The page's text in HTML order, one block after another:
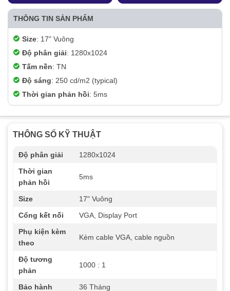
THÔNG TIN SẢN PHẨM
Size: 17" Vuông
Độ phân giải: 1280x1024
Tấm nền: TN
Độ sáng: 250 cd/m2 (typical)
Thời gian phản hồi: 5ms
THÔNG SỐ KỸ THUẬT
Độ phân giải
1280x1024
Thời gian
phản hồi
5ms
Size
17" Vuông
Cổng kết nối
VGA, Display Port
Phụ kiện kèm
theo
Kèm cable VGA, cable nguồn
Độ tương
phản
1000 : 1
Bảo hành 36 Tháng